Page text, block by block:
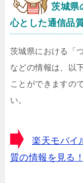
茨城県
心とした通信品
茨城県における「
などの情報は、以
ことができますの
い。
楽天モバイ
質の情報を見る！